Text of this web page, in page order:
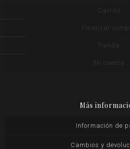
Carrito
Finalizar
Tienda
Mi cuenta
Más
Información de
Cambios y